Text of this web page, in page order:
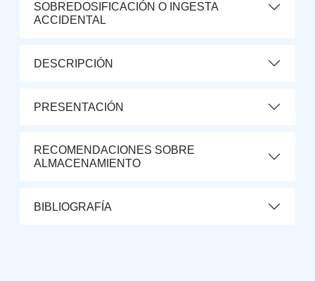
SOBREDOSIFICACIÓN O INGESTA
ACCIDENTAL
DESCRIPCIÓN
PRESENTACIÓN
RECOMENDACIONES SOBRE
ALMACENAMIENTO
BIBLIOGRAFÍA